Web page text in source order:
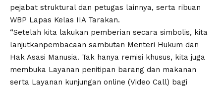
pejabat struktural dan petugas lainnya, serta ribuan
WBP Lapas Kelas IIA Tarakan.
“Setelah kita lakukan pemberian secara simbolis, kita
lanjutkanpembacaan sambutan Menteri Hukum dan
Hak Asasi Manusia. Tak hanya remisi khusus, kita juga
membuka Layanan penitipan barang dan makanan
serta Layanan kunjungan online (Video Call) bagi